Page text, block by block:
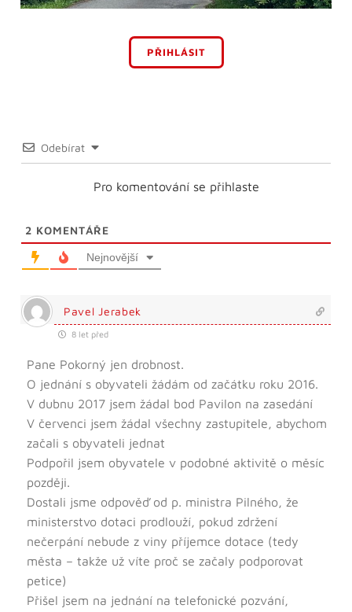
PŘIHLÁSIT
Odebírat
Pro komentování se přihlaste
2 KOMENTÁŘE
Nejnovější
Pavel Jerabek
8 let před
Pane Pokorný jen drobnost.
O jednání s obyvateli žádám od začátku roku 2016.
V dubnu 2017 jsem žádal bod Pavilon na zasedání
V červenci jsem žádal všechny zastupitele, abychom
začali s obyvateli jednat
Podpořil jsem obyvatele v podobné aktivitě o měsíc
později.
Dostali jsme odpověď od p. ministra Pilného, že
ministerstvo dotaci prodlouží, pokud zdržení
nečerpání nebude z viny příjemce dotace (tedy
města – takže už víte proč se začaly podporovat
petice)
Přišel jsem na jednání na telefonické pozvání,